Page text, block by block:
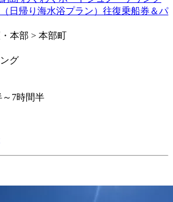
日帰り海水浴プラン）往復乗船券＆パ
本部 > 本部町
グ
7時間半